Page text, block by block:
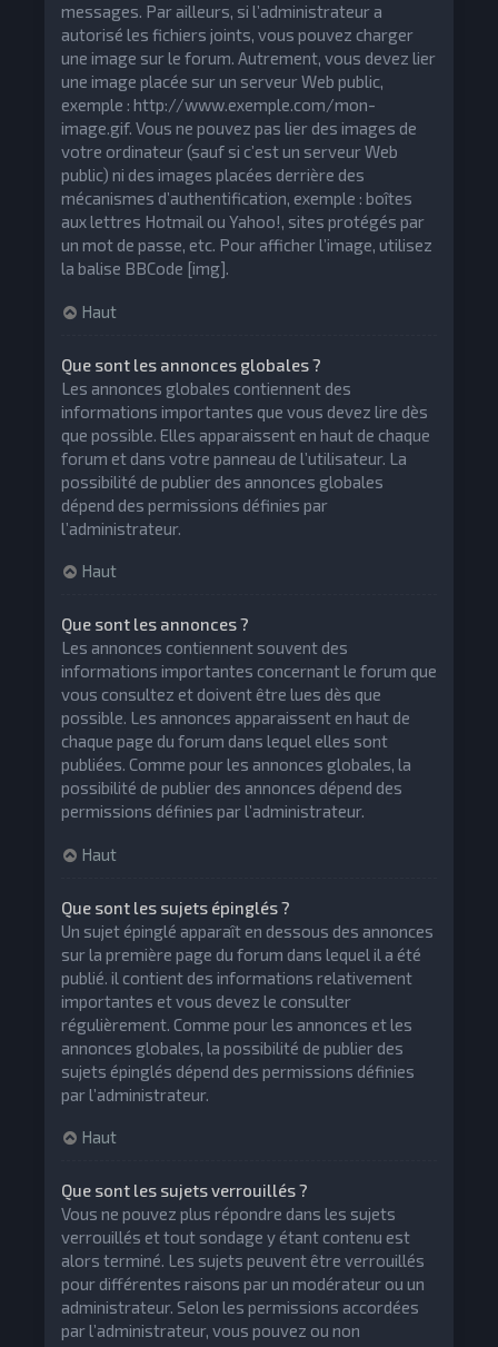
messages. Par ailleurs, si l’administrateur a
autorisé les fichiers joints, vous pouvez charger
une image sur le forum. Autrement, vous devez lier
une image placée sur un serveur Web public,
exemple : http://www.exemple.com/mon-
image.gif. Vous ne pouvez pas lier des images de
votre ordinateur (sauf si c’est un serveur Web
public) ni des images placées derrière des
mécanismes d’authentification, exemple : boîtes
aux lettres Hotmail ou Yahoo!, sites protégés par
un mot de passe, etc. Pour afficher l’image, utilisez
la balise BBCode [img].
Haut
Que sont les annonces globales ?
Les annonces globales contiennent des
informations importantes que vous devez lire dès
que possible. Elles apparaissent en haut de chaque
forum et dans votre panneau de l’utilisateur. La
possibilité de publier des annonces globales
dépend des permissions définies par
l’administrateur.
Haut
Que sont les annonces ?
Les annonces contiennent souvent des
informations importantes concernant le forum que
vous consultez et doivent être lues dès que
possible. Les annonces apparaissent en haut de
chaque page du forum dans lequel elles sont
publiées. Comme pour les annonces globales, la
possibilité de publier des annonces dépend des
permissions définies par l’administrateur.
Haut
Que sont les sujets épinglés ?
Un sujet épinglé apparaît en dessous des annonces
sur la première page du forum dans lequel il a été
publié. il contient des informations relativement
importantes et vous devez le consulter
régulièrement. Comme pour les annonces et les
annonces globales, la possibilité de publier des
sujets épinglés dépend des permissions définies
par l’administrateur.
Haut
Que sont les sujets verrouillés ?
Vous ne pouvez plus répondre dans les sujets
verrouillés et tout sondage y étant contenu est
alors terminé. Les sujets peuvent être verrouillés
pour différentes raisons par un modérateur ou un
administrateur. Selon les permissions accordées
par l’administrateur, vous pouvez ou non